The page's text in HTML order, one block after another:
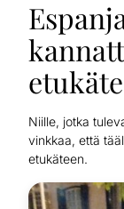
Niille, jotka
vinkkaa, että
etukäteen.